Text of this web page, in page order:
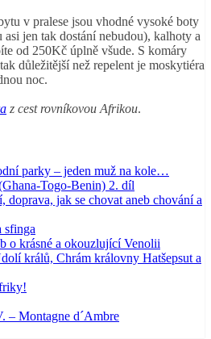
v pralese jsou vhodné vysoké boty
asi jen tak dostání nebudou), kalhoty a
od 250Kč úplně všude. S komáry
důležitější než repelent je moskytiéra
noc.
z cest rovníkovou Afrikou.
parky – jeden muž na kole…
Togo-Benin) 2. díl
doprava, jak se chovat aneb chování a
sfinga
o krásné a okouzlující Venolii
králů, Chrám královny Hatšepsut a
– Montagne d´Ambre